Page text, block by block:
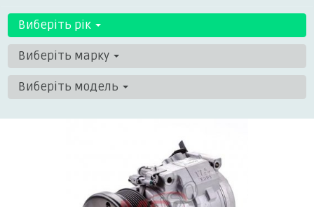
Виберіть рік
Виберіть марку
Виберіть модель